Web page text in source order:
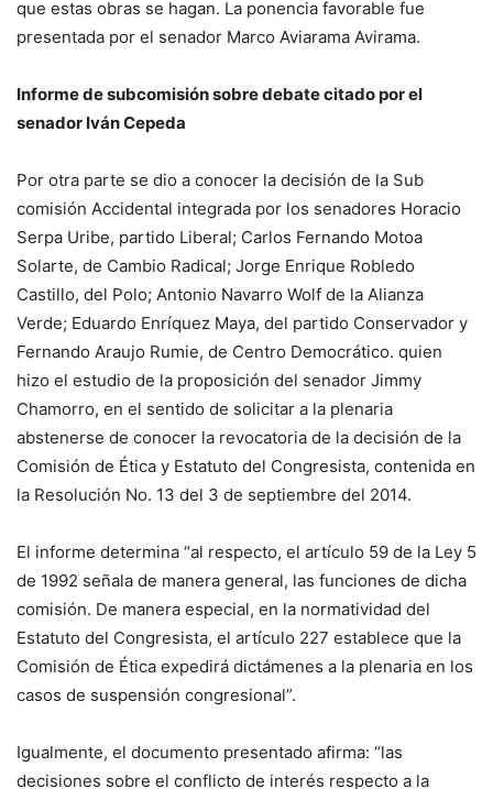
que estas obras se hagan. La ponencia favorable fue
presentada por el senador Marco Aviarama Avirama.
Informe de subcomisión sobre debate citado por el
senador Iván Cepeda
Por otra parte se dio a conocer la decisión de la Sub
comisión Accidental integrada por los senadores Horacio
Serpa Uribe, partido Liberal; Carlos Fernando Motoa
Solarte, de Cambio Radical; Jorge Enrique Robledo
Castillo, del Polo; Antonio Navarro Wolf de la Alianza
Verde; Eduardo Enríquez Maya, del partido Conservador y
Fernando Araujo Rumie, de Centro Democrático. quien
hizo el estudio de la proposición del senador Jimmy
Chamorro, en el sentido de solicitar a la plenaria
abstenerse de conocer la revocatoria de la decisión de la
Comisión de Ética y Estatuto del Congresista, contenida en
la Resolución No. 13 del 3 de septiembre del 2014.
El informe determina “al respecto, el artículo 59 de la Ley 5
de 1992 señala de manera general, las funciones de dicha
comisión. De manera especial, en la normatividad del
Estatuto del Congresista, el artículo 227 establece que la
Comisión de Ética expedirá dictámenes a la plenaria en los
casos de suspensión congresional”.
Igualmente, el documento presentado afirma: “las
decisiones sobre el conflicto de interés respecto a la